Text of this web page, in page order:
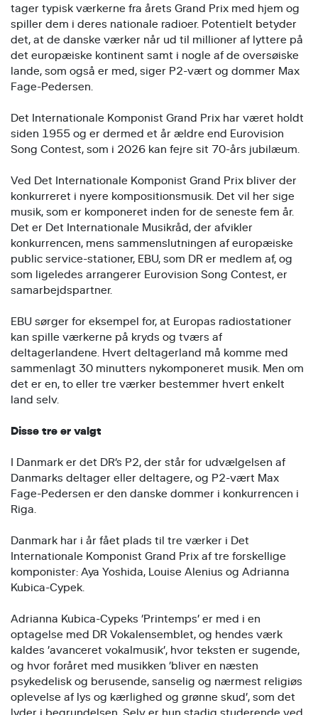
tager typisk værkerne fra årets Grand Prix med hjem og
spiller dem i deres nationale radioer. Potentielt betyder
det, at de danske værker når ud til millioner af lyttere på
det europæiske kontinent samt i nogle af de oversøiske
lande, som også er med, siger P2-vært og dommer Max
Fage-Pedersen.
Det Internationale Komponist Grand Prix har været holdt
siden 1955 og er dermed et år ældre end Eurovision
Song Contest, som i 2026 kan fejre sit 70-års jubilæum.
Ved Det Internationale Komponist Grand Prix bliver der
konkurreret i nyere kompositionsmusik. Det vil her sige
musik, som er komponeret inden for de seneste fem år.
Det er Det Internationale Musikråd, der afvikler
konkurrencen, mens sammenslutningen af europæiske
public service-stationer, EBU, som DR er medlem af, og
som ligeledes arrangerer Eurovision Song Contest, er
samarbejdspartner.
EBU sørger for eksempel for, at Europas radiostationer
kan spille værkerne på kryds og tværs af
deltagerlandene. Hvert deltagerland må komme med
sammenlagt 30 minutters nykomponeret musik. Men om
det er en, to eller tre værker bestemmer hvert enkelt
land selv.
Disse tre er valgt
I Danmark er det DR’s P2, der står for udvælgelsen af
Danmarks deltager eller deltagere, og P2-vært Max
Fage-Pedersen er den danske dommer i konkurrencen i
Riga.
Danmark har i år fået plads til tre værker i Det
Internationale Komponist Grand Prix af tre forskellige
komponister: Aya Yoshida, Louise Alenius og Adrianna
Kubica-Cypek.
Adrianna Kubica-Cypeks ’Printemps’ er med i en
optagelse med DR Vokalensemblet, og hendes værk
kaldes ’avanceret vokalmusik’, hvor teksten er sugende,
og hvor foråret med musikken ’bliver en næsten
psykedelisk og berusende, sanselig og nærmest religiøs
oplevelse af lys og kærlighed og grønne skud’, som det
lyder i begrundelsen. Selv er hun stadig studerende ved